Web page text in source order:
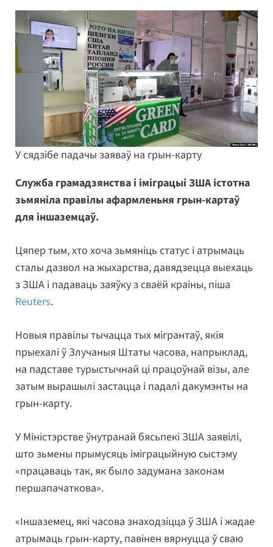
У сядзібе падачы заяваў на грын-карту
Служба грамадзянства і іміграцыі ЗША істотна
зьмяніла правілы афармленьня грын-картаў
для іншаземцаў.
Цяпер тым, хто хоча зьмяніць статус і атрымаць
сталы дазвол на жыхарства, давядзецца выехаць
з ЗША і падаваць заяўку з сваёй краіны, піша
Reuters.
Новыя правілы тычацца тых мігрантаў, якія
прыехалі ў Злучаныя Штаты часова, напрыклад,
на падставе турыстычнай ці працоўнай візы, але
затым вырашылі застацца і падалі дакумэнты на
грын-карту.
У Міністэрстве ўнутранай бясьпекі ЗША заявілі,
што зьмены прымусяць іміграцыйную сыстэму
«працаваць так, як было задумана законам
першапачаткова».
«Іншаземец, які часова знаходзіцца ў ЗША і жадае
атрымаць грын-карту, павінен вярнуцца ў сваю